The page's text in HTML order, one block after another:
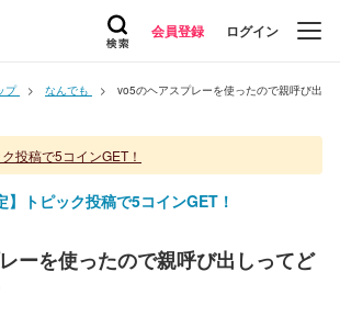
会員登録 ログイン
プ なんでも
vo5のヘアスプレーを使ったので親呼び出
投稿で5コインGET！
】トピック投稿で5コインGET！
ーを使ったので親呼び出しってど